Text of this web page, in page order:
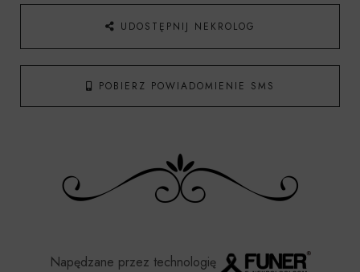
UDOSTĘPNIJ NEKROLOG
POBIERZ POWIADOMIENIE SMS
Napędzane przez technologię